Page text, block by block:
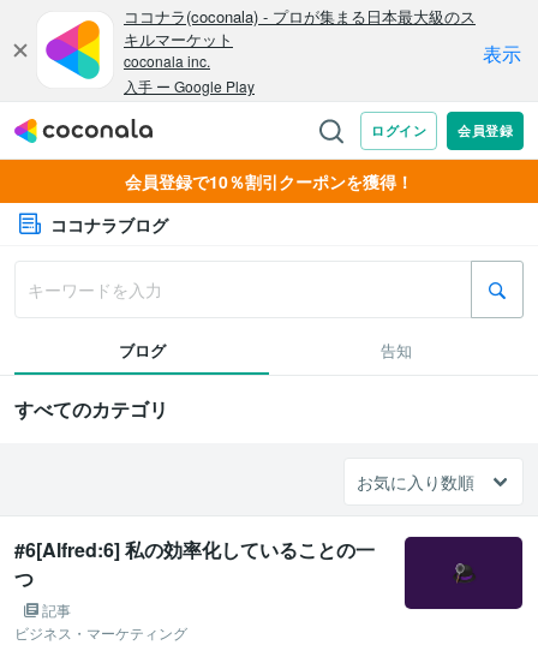
会員登録で10％割引クーポンを獲得！
ココナラブログ
ブログ 告知
すべてのカテゴリ
#6[Alfred:6] 私の効率化していることの一
つ
記事
ビジネス・マーケティング